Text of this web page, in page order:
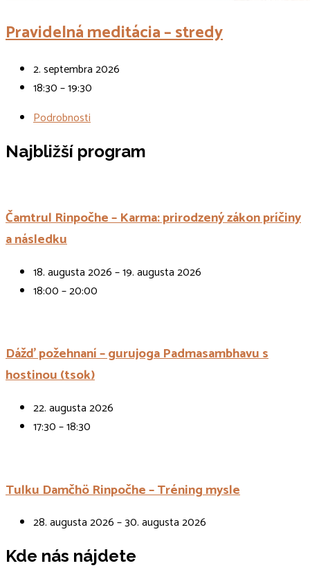
Pravidelná meditácia – stredy
2. septembra 2026
18:30 – 19:30
Podrobnosti
Najbližší program
Čamtrul Rinpočhe – Karma: prirodzený zákon príčiny
a následku
18. augusta 2026 – 19. augusta 2026
18:00 – 20:00
Dážď požehnaní – gurujoga Padmasambhavu s
hostinou (tsok)
22. augusta 2026
17:30 – 18:30
Tulku Damčhö Rinpočhe – Tréning mysle
28. augusta 2026 – 30. augusta 2026
Kde nás nájdete